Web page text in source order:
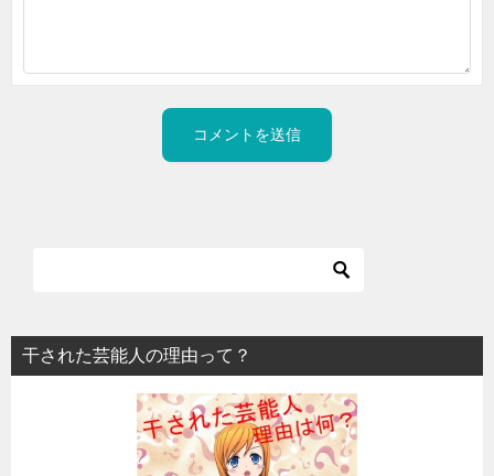
干された芸能人の理由って？